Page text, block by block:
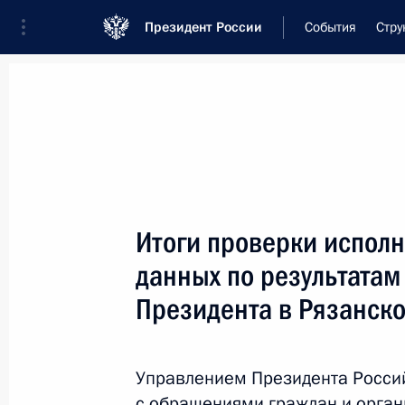
Президент России События
Совещание с
2 дня
Итоги проверки
данных по
Президента в
Управлением Президента